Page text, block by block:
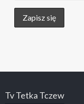
Tv Tetka Tczew